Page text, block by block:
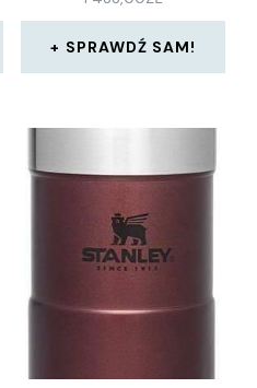
SPRAWDŹ SAM!